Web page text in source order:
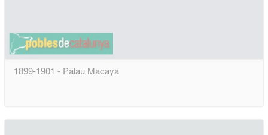
1899-1901 - Palau Macaya